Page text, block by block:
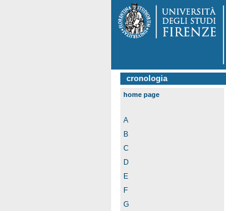
cronologia
home page
A
B
C
D
E
F
G